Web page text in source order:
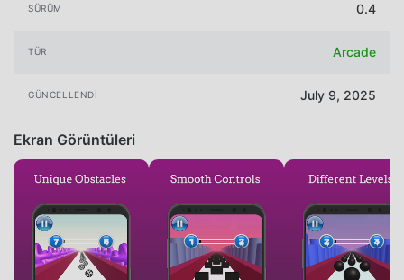
SÜRÜM 0.4
TÜR Arcade
GÜNCELLENDI July 9, 2025
Ekran Görüntüleri